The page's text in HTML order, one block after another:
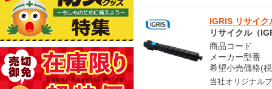
IGRIS リサイ
リサイクル（
商品コード
メーカー型
希望小売価格(
当社オリジナル